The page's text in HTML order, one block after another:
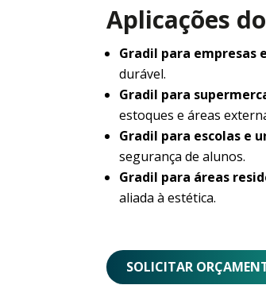
Aplicações
Gradil para empresas
durável.
Gradil para
estoques e áreas
Gradil para escolas e
segurança de alunos.
Gradil para áreas
aliada à estética.
SOLICITAR